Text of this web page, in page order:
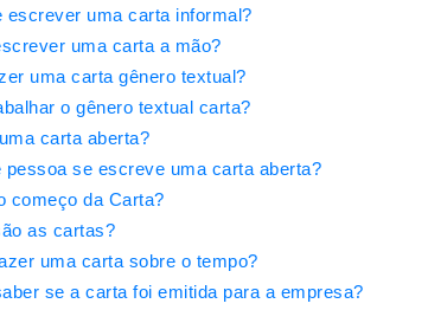
escrever uma carta informal?
uma carta a mão?
uma carta gênero textual?
o gênero textual carta?
carta aberta?
pessoa se escreve uma carta aberta?
começo da Carta?
as cartas?
uma carta sobre o tempo?
se a carta foi emitida para a empresa?